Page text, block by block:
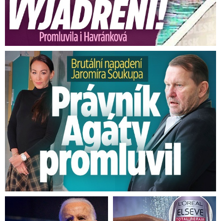
centimetrů a silnější nárazy větru. Výstraha
platí od dnešních 15:00 do večera pro část
Plzeňského a Ústeckého kraje a také pro
Karlovarský kraj.
V neděli třicítky
Zítra bude jasno až polojasno. Později večer na
západě až oblačno a ojediněle přeháňky nebo
bouřky.
Nejnižší noční teploty 18 až 14 °C, ve
dne se vyšplhají k 28 až 32 °C. Opět povane
slabý vítr do 4 m/s. Proto bude počasí riskantní
pro citlivé osoby, biopředpověď v neděli je na
třetím stupni, tedy nejvyšší zátěž.
Brutální napadení Soukupa. Právník Agáty promluvil